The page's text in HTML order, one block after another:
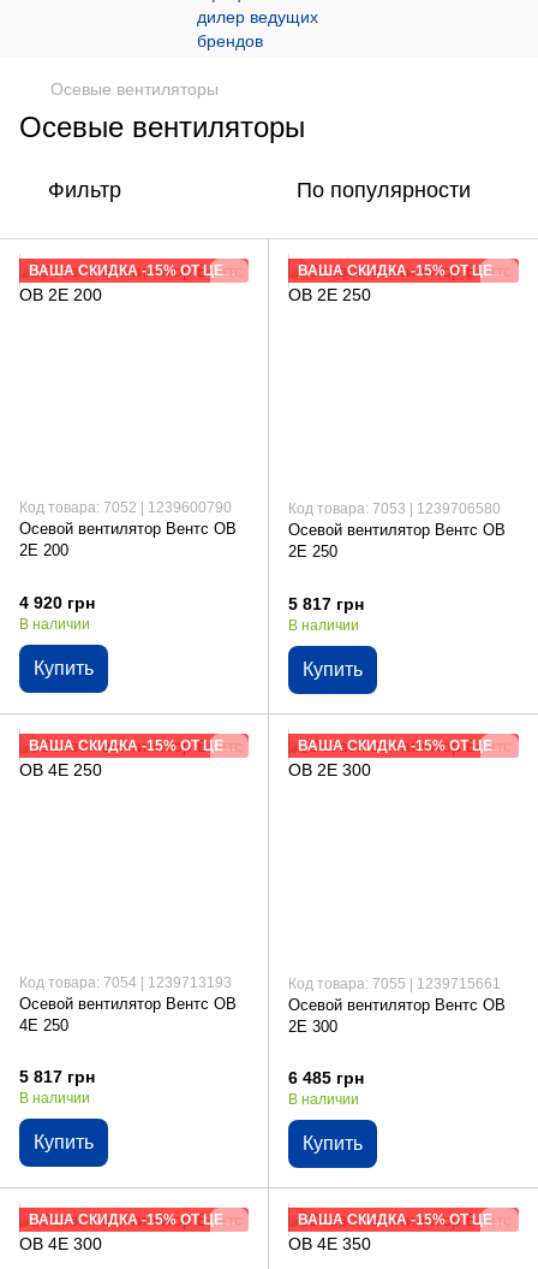
Осевые вентиляторы
Осевые вентиляторы
Фильтр По популярности
Код товара: 7052 | 1239600790
Осевой вентилятор Вентс ОВ
2Е 200
4 920 грн
В наличии
Купить
Код товара: 7053 | 1239706580
Осевой вентилятор Вентс ОВ
2Е 250
5 817 грн
В наличии
Купить
Код товара: 7054 | 1239713193
Осевой вентилятор Вентс ОВ
4Е 250
5 817 грн
В наличии
Купить
Код товара: 7055 | 1239715661
Осевой вентилятор Вентс ОВ
2Е 300
6 485 грн
В наличии
Купить
ВАША СКИДКА -15% ОТ ЦЕНЫ САЙТА ВАША СКИДКА -15% ОТ ЦЕНЫ САЙТА